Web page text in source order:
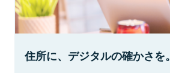
住所に、デジタルの確かさを。